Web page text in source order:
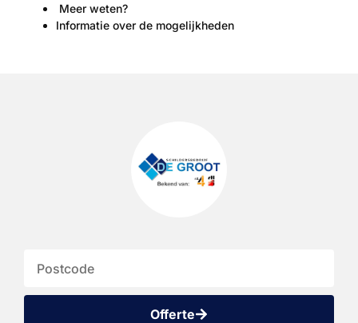
Meer weten?
Informatie over de mogelijkheden
Offerte